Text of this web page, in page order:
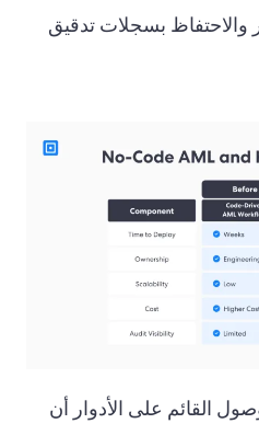
والاحتفاظ بسجلات تدقيق
القائم على الأدوار أن